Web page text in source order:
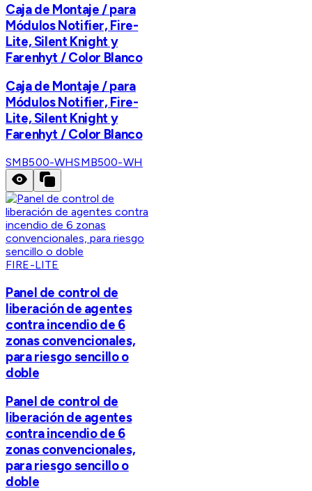
Caja de Montaje / para
Módulos Notifier, Fire-
Lite, Silent Knight y
Farenhyt / Color Blanco
Caja de Montaje / para
Módulos Notifier, Fire-
Lite, Silent Knight y
Farenhyt / Color Blanco
SMB500-WHSMB500-WH
FIRE-LITE
Panel de control de
liberación de agentes
contra incendio de 6
zonas convencionales,
para riesgo sencillo o
doble
Panel de control de
liberación de agentes
contra incendio de 6
zonas convencionales,
para riesgo sencillo o
doble